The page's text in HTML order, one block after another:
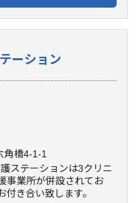
ーション
角橋4-1-1
ステーションは3クリニ
事業所が併設されてお
き合い致します。